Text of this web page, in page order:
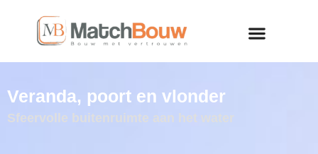
Veranda, poort en vlonder
Sfeervolle buitenruimte aan het water